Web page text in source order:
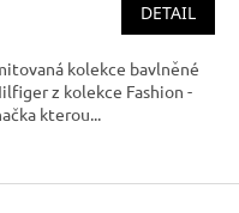
DETAIL
kolekce bavlněné
z kolekce Fashion -
kterou...